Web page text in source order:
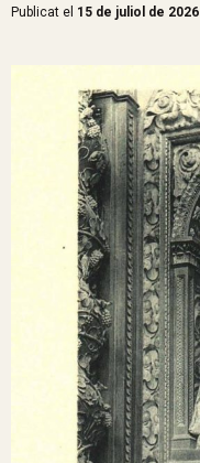
Publicat el 15 de juliol de 2026